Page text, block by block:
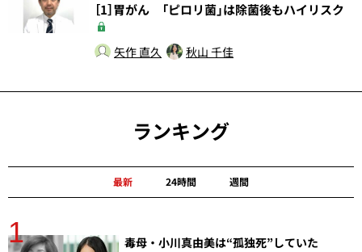
［1］胃がん 「ピロリ菌」は除菌後もハイリスク
矢作 直久 秋山 千佳
ランキング
最新 24時間 週間
1
毒母・小川真由美は“孤独死”していた